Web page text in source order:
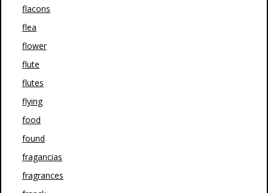
flacons
flea
flower
flute
flutes
flying
food
found
fragancias
fragrances